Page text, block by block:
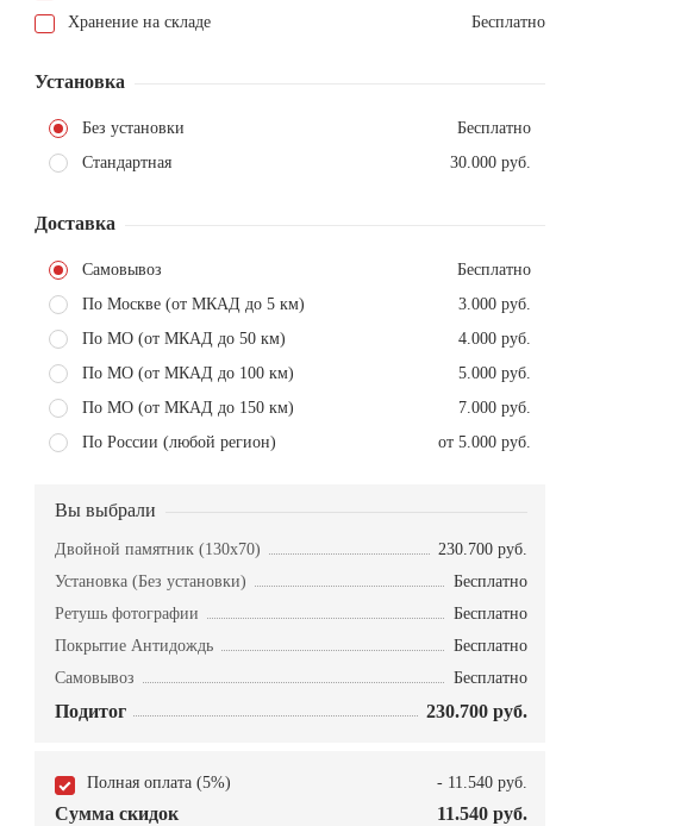
Хранение на складе
Бесплатно
Установка
Без установки
Бесплатно
Стандартная
30.000 руб.
Доставка
Самовывоз
Бесплатно
По Москве (от МКАД до 5 км)
3.000 руб.
По МО (от МКАД до 50 км)
4.000 руб.
По МО (от МКАД до 100 км)
5.000 руб.
По МО (от МКАД до 150 км)
7.000 руб.
По России (любой регион)
от 5.000 руб.
Вы выбрали
Двойной памятник (130х70)
230.700 руб.
Установка (Без установки)
Бесплатно
Ретушь фотографии
Бесплатно
Покрытие Антидождь
Бесплатно
Самовывоз
Бесплатно
Подитог 230.700 руб.
Полная оплата (5%) - 11.540 руб.
Сумма скидок 11.540 руб.